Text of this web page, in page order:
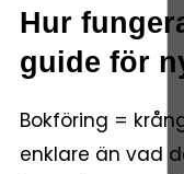
Hur
guide för
Bokföring =
enklare än vad